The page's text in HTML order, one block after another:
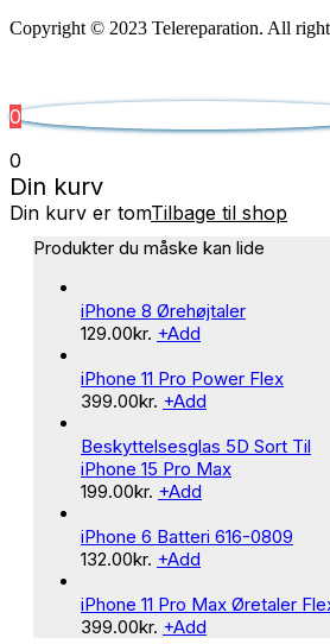
Copyright © 2023 Telereparation. All
0
0
Din kurv
Din kurv er tomTilbage til shop
Produkter du måske kan lide
iPhone 8 Ørehøjtaler
129.00kr. +Add
iPhone 11 Pro Power Flex
399.00kr. +Add
Beskyttelsesglas 5D Sort Til
iPhone 15 Pro Max
199.00kr. +Add
iPhone 6 Batteri 616-0809
132.00kr. +Add
iPhone 11 Pro Max Øretaler
399.00kr. +Add